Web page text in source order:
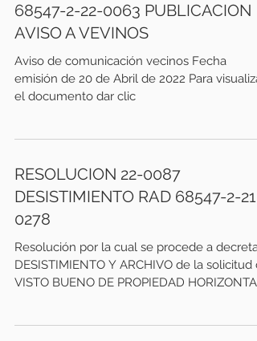
68547-2-22-0063 PUBLICACION
AVISO A VEVINOS
Aviso de comunicación vecinos Fecha
emisión de 20 de Abril de 2022 Para visualizar
el documento dar clic
RESOLUCION 22-0087
DESISTIMIENTO RAD 68547-2-21-
0278
Resolución por la cual se procede a decretar
DESISTIMIENTO Y ARCHIVO de la solicitud
VISTO BUENO DE PROPIEDAD